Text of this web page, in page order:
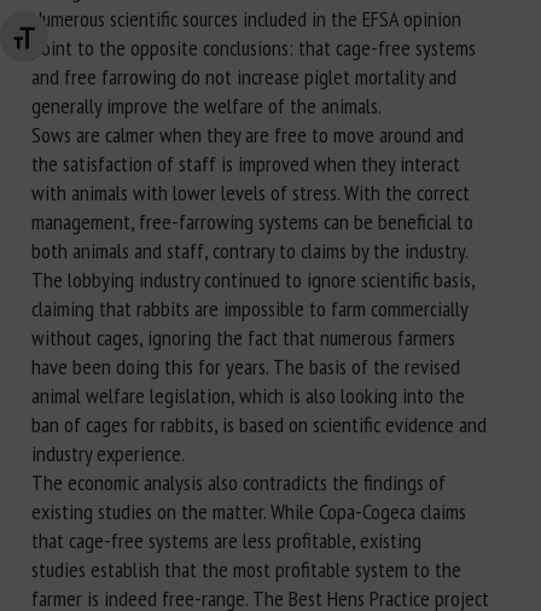
Changer la taille de la police
Numerous scientific sources included in the EFSA opinion
point to the opposite conclusions: that cage-free systems
and free farrowing do not increase piglet mortality and
generally improve the welfare of the animals.
Sows are calmer when they are free to move around and
the satisfaction of staff is improved when they interact
with animals with lower levels of stress. With the correct
management, free-farrowing systems can be beneficial to
both animals and staff, contrary to claims by the industry.
The lobbying industry continued to ignore scientific basis,
claiming that rabbits are impossible to farm commercially
without cages, ignoring the fact that numerous farmers
have been doing this for years. The basis of the revised
animal welfare legislation, which is also looking into the
ban of cages for rabbits, is based on scientific evidence and
industry experience.
The economic analysis also contradicts the findings of
existing studies on the matter. While Copa-Cogeca claims
that cage-free systems are less profitable, existing
studies establish that the most profitable system to the
farmer is indeed free-range. The Best Hens Practice project